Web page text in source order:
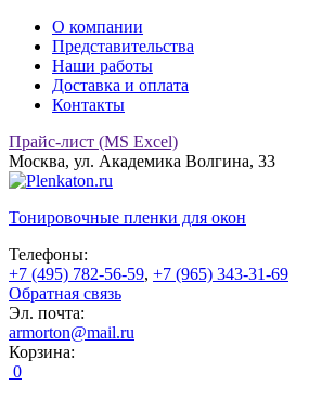
О компании
Представительства
Наши работы
Доставка и оплата
Контакты
Прайс-лист (MS Excel)
Москва, ул. Академика Волгина, 33
Тонировочные пленки для окон
Телефоны:
+7 (495) 782-56-59, +7 (965) 343-31-69
Обратная связь
Эл. почта:
armorton@mail.ru
Корзина:
0